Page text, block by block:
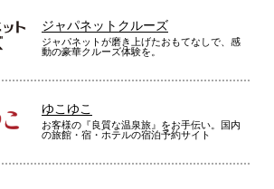
ジャパネットクルーズ
ジャパネットが磨き上げたおもてなしで、感
動の豪華クルーズ体験を。
ゆこゆこ
お客様の『良質な温泉旅』をお手伝い。国内
の旅館・宿・ホテルの宿泊予約サイト